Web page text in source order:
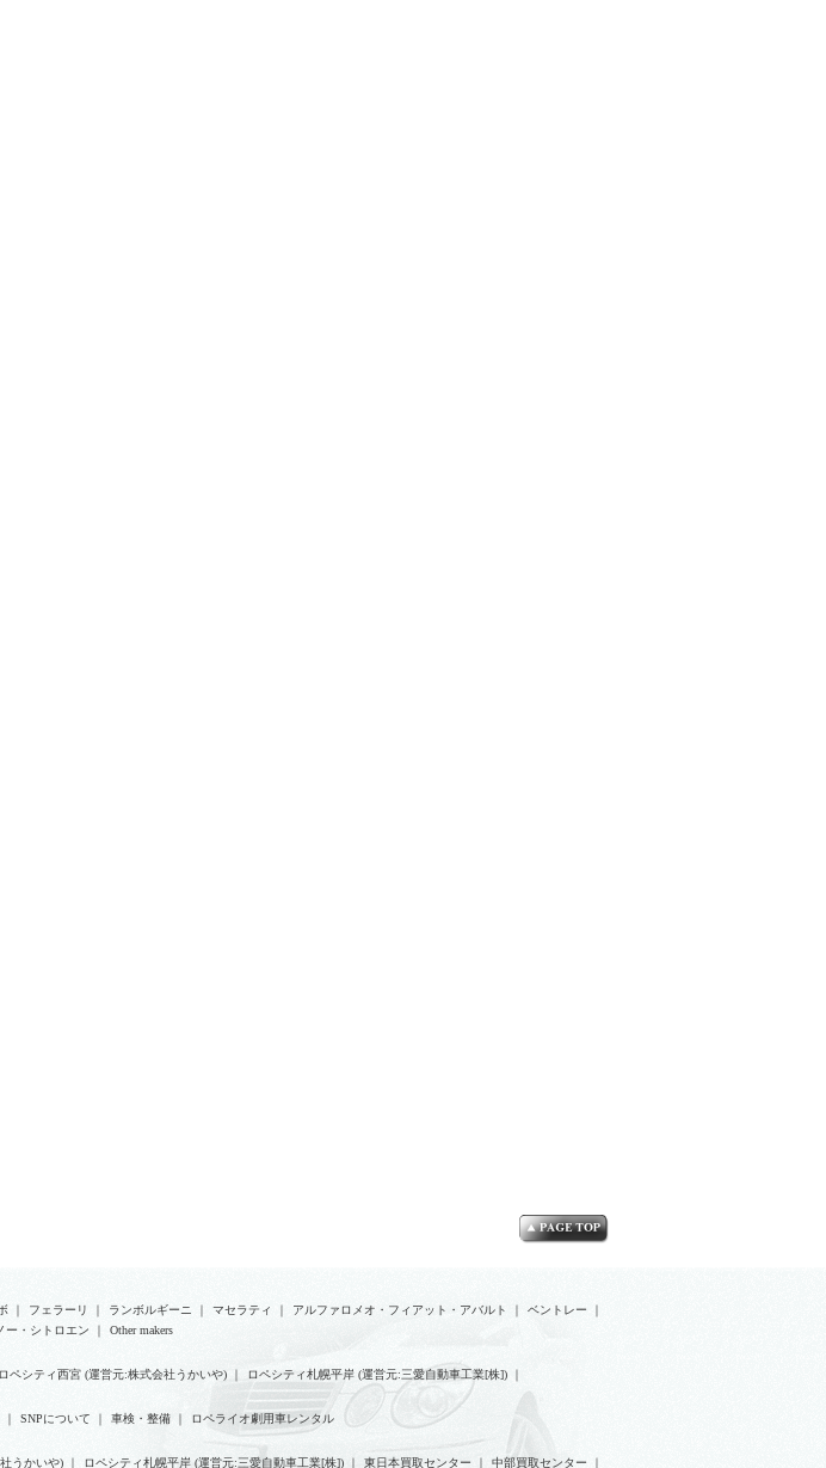
｜ フェラーリ ｜ ランボルギーニ ｜ マセラティ ｜ アルファロメオ・フィアット・アバルト ｜ ベントレー ｜
ー・シトロエン ｜
Other makers
ロペシティ西宮 (運営元:株式会社うかいや) ｜ ロペシティ札幌平岸 (運営元:三愛自動車工業[株]) ｜
｜ SNPについて ｜ 車検・整備 ｜
ロペライオ劇用車レンタル
うかいや) ｜ ロペシティ札幌平岸 (運営元:三愛自動車工業[株]) ｜ 東日本買取センター ｜ 中部買取センター ｜